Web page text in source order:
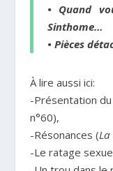
• Quand
Sinthome…
• Pièces
À lire aussi ici:
-Présentation
n°60),
-Résonances (
-Le ratage